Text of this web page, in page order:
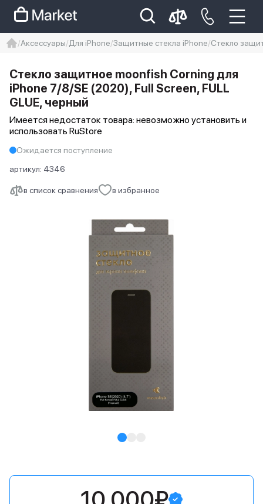
Iphone 14 pro max
айфон 14
Аксессуары Для iPhone Защитные стекла iPhone Стекло
в список сравнения в избранное
Стекло защитное moonfish Corning для
iPhone 7/8/SE (2020), Full Screen, FULL
GLUE, черный
Имеется недостаток товара: невозможно установить и
использовать RuStore
Ожидается поступление
артикул: 4346